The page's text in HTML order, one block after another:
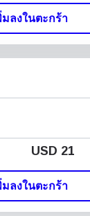
มลงในตะกร้า
USD 21
มลงในตะกร้า